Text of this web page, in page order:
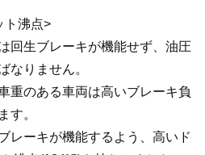
ト沸点>
回生ブレーキが機能せず、油圧
なりません。
重のある車両は高いブレーキ負
す。
レーキが機能するよう、高いド